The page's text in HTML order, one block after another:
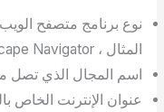
نوع برنامج متصفح
المثال ، Netscape Navigator أو Internet Explorer)
اسم المجال الذي تصل
عنوان الإنترنت الخاص